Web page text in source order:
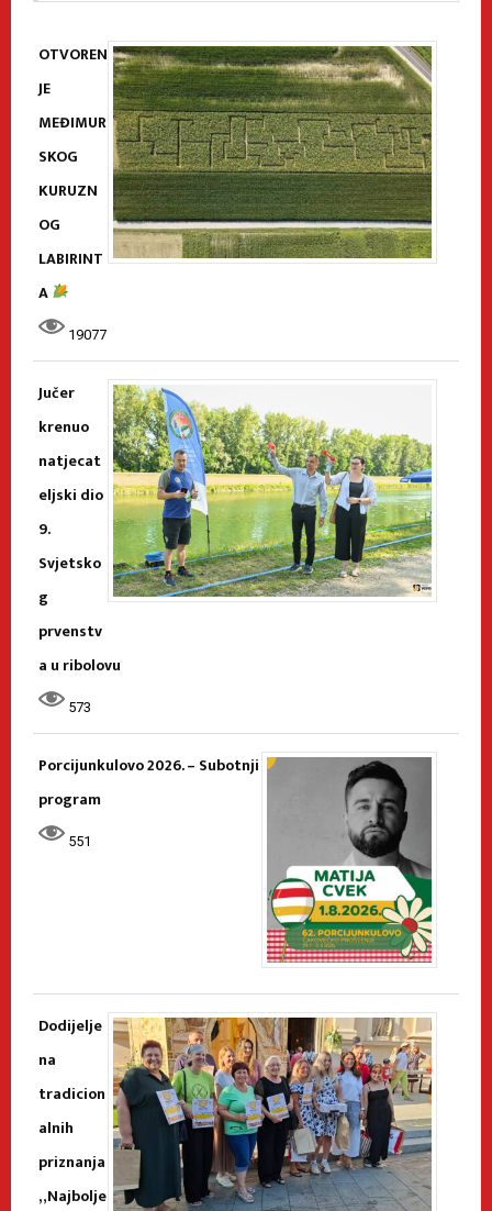
OTVOREN
JE
MEĐIMUR
SKOG
KURUZN
OG
LABIRINT
A
19077
Jučer
krenuo
natjecat
eljski dio
9.
Svjetsko
g
prvenstv
a u ribolovu
573
Porcijunkulovo 2026. – Subotnji
program
551
Dodijelje
na
tradicion
alnih
priznanja
„Najbolje